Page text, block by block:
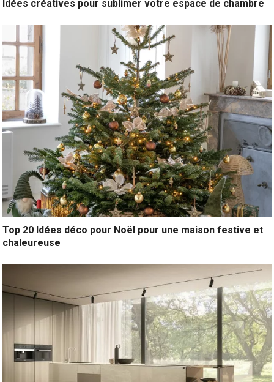
Idées créatives pour sublimer votre espace de chambre
Top 20 Idées déco pour Noël pour une maison festive et
chaleureuse